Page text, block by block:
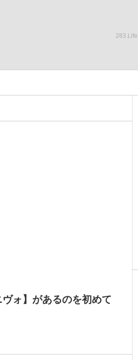
283.Life
ォ】があるのを初めて